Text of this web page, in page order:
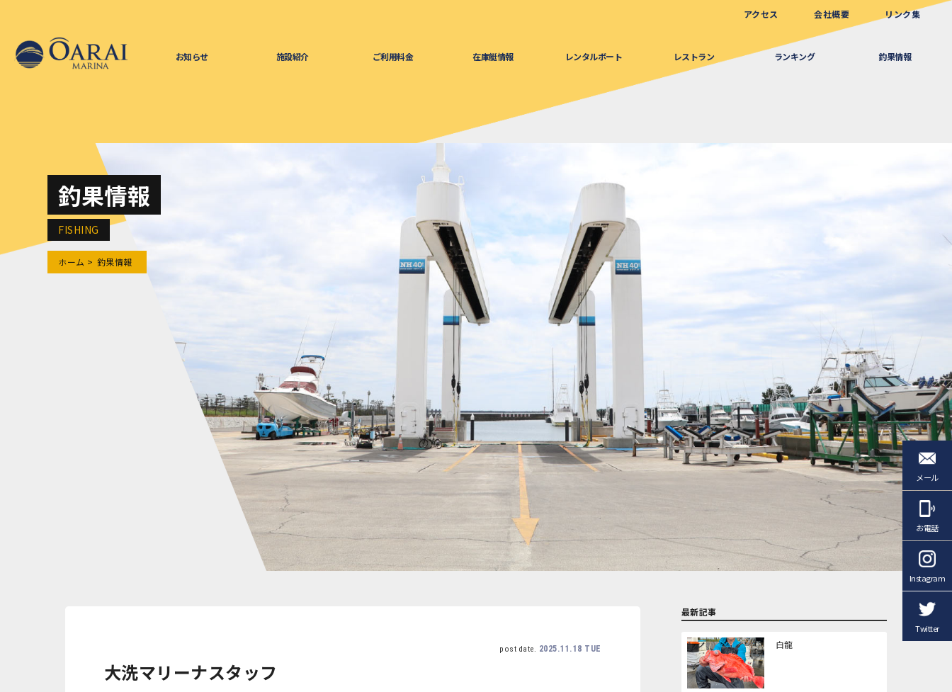
アクセス 会社概要 リンク集
お知らせ 施設紹介 ご利用料金 在庫艇情報 レンタルボート レストラン ランキング 釣果情報
釣果情報
FISHING
ホーム 釣果情報
post date. 2025.11.18 TUE
大洗マリーナスタッフ
最新記事
白龍
メール
お電話
Instagram
Twitter